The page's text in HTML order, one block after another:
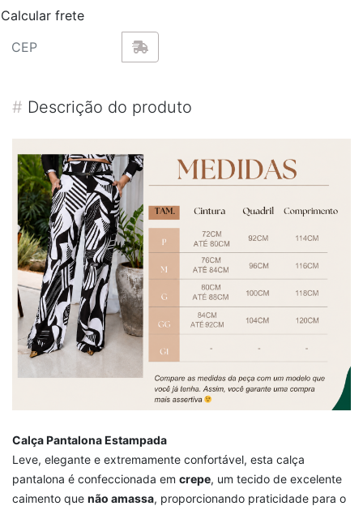
Calcular frete
# Descrição do produto
Calça Pantalona Estampada
Leve, elegante e extremamente confortável, esta calça
pantalona é confeccionada em crepe, um tecido de excelente
caimento que não amassa, proporcionando praticidade para o